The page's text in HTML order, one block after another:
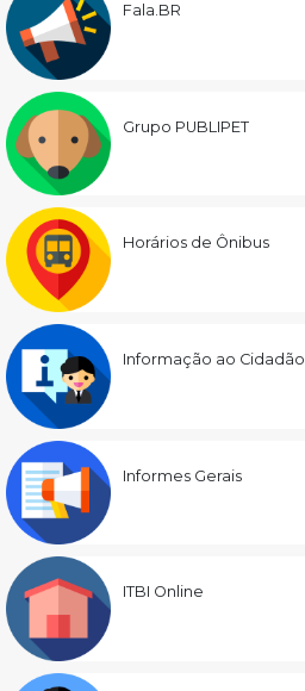
Fala.BR
Grupo PUBLIPET
Horários de Ônibus
Informação ao Cidadão
Informes Gerais
ITBI Online